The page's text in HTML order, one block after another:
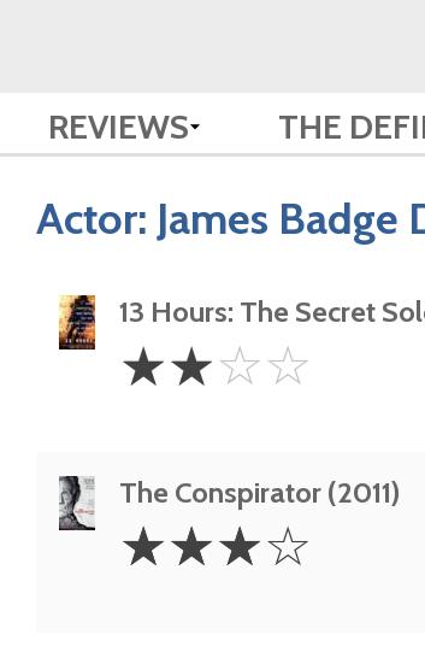
REVIEWS THE
Actor: James Badge
13 Hours: The Secret
Stars
☆☆☆☆
The Conspirator (2011)
Stars
☆☆☆☆